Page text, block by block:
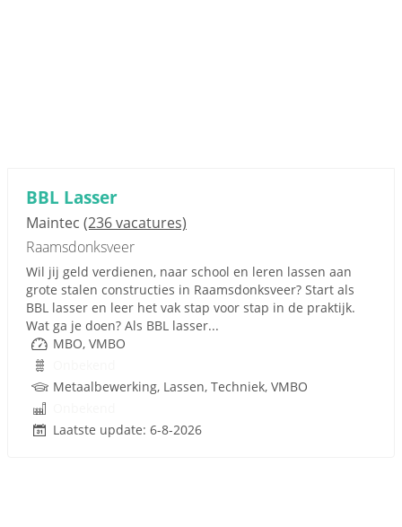
BBL Lasser
Maintec (236 vacatures)
Raamsdonksveer
Wil jij geld verdienen, naar school en leren lassen aan
grote stalen constructies in Raamsdonksveer? Start als
BBL lasser en leer het vak stap voor stap in de praktijk.
Wat ga je doen? Als BBL lasser...
MBO, VMBO
Metaalbewerking, Lassen, Techniek, VMBO
Laatste update: 6-8-2026